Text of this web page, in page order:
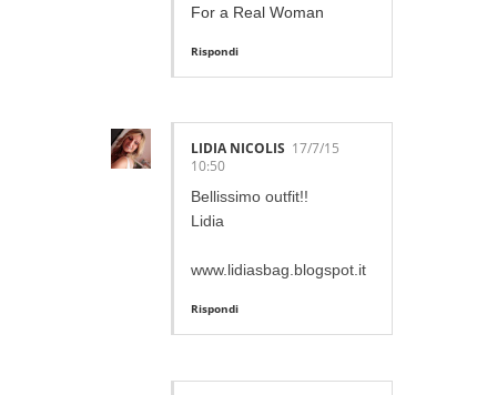
For a Real Woman
Rispondi
LIDIA NICOLIS 17/7/15
10:50
Bellissimo outfit!!
Lidia
www.lidiasbag.blogspot.it
Rispondi